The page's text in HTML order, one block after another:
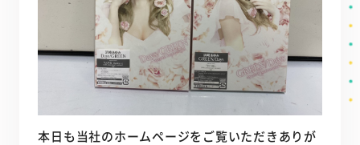
本日も当社のホームページをご覧いただきありが